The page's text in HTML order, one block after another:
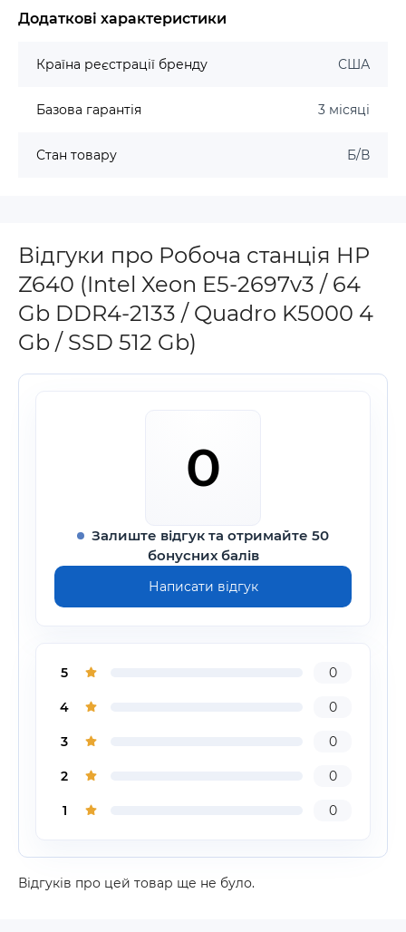
Додаткові характеристики
Країна реєстрації бренду США
Базова гарантія 3 місяці
Стан товару Б/В
Відгуки про Робоча станція HP
Z640 (Intel Xeon E5-2697v3 / 64
Gb DDR4-2133 / Quadro K5000 4
Gb / SSD 512 Gb)
0
Залиште відгук та отримайте 50
бонусних балів
Написати відгук
5 0
4 0
3 0
2 0
1 0
Відгуків про цей товар ще не було.